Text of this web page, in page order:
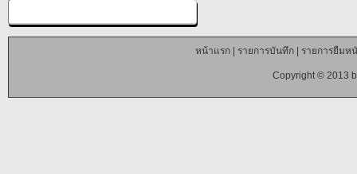
หน้าแรก| รายการบันทึก| รายการยืมห
Copyright © 2013